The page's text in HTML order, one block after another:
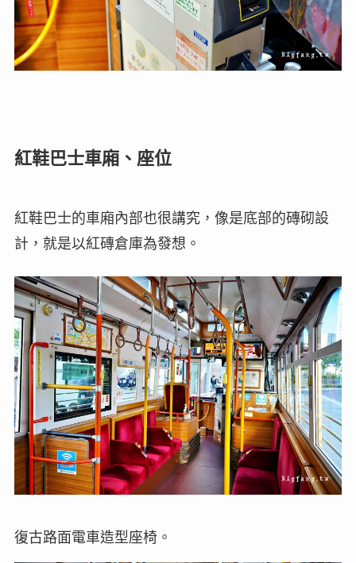
紅鞋巴士車廂、座位
紅鞋巴士的車廂內部也很講究，像是底部的磚砌設
計，就是以紅磚倉庫為發想。
復古路面電車造型座椅。